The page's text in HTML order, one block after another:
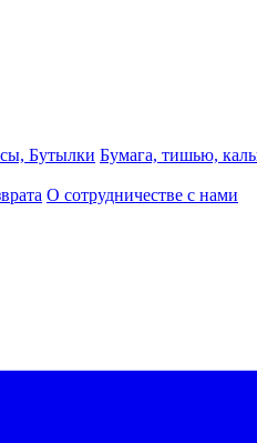
Бутылки Бумага, тишью,
О сотрудничестве с нами